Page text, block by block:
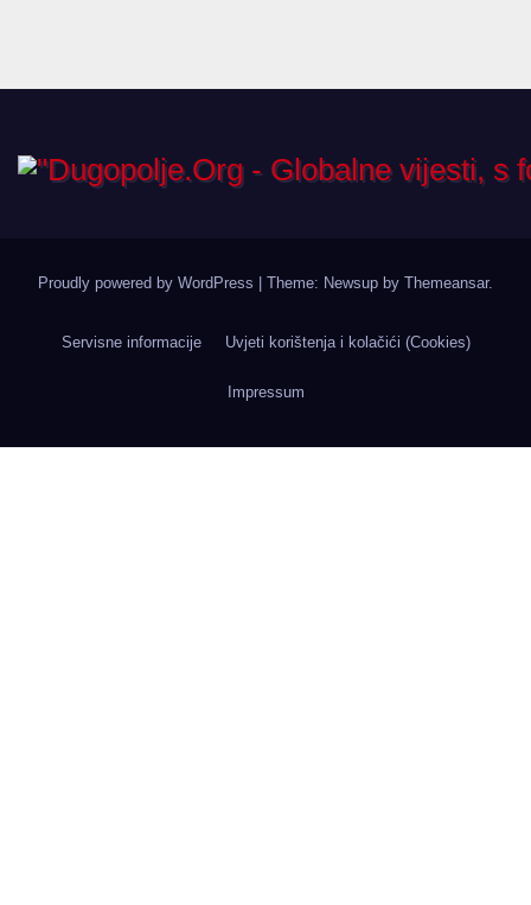
Proudly powered by WordPress Theme: Newsup by Themeansar.
Servisne informacije Uvjeti korištenja i kolačići (Cookies)
Impressum